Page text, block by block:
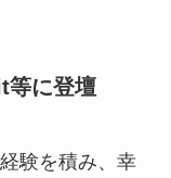
に登壇
験を積み、幸